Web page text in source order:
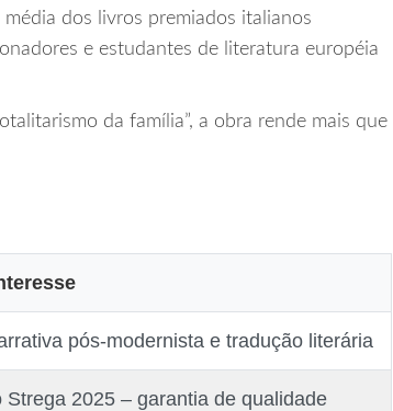
dos livros premiados italianos
e estudantes de literatura européia
da família”, a obra rende mais que
pós‑modernista e tradução literária
Strega 2025 – garantia de qualidade